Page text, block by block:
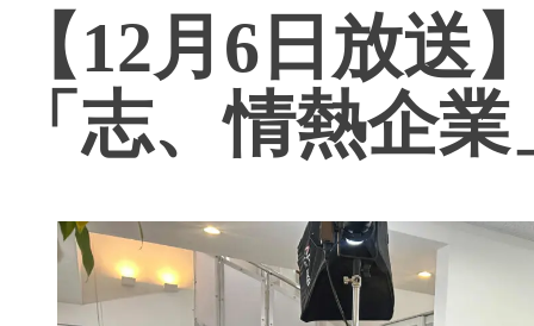
【12月6日放送
「志、情熱企